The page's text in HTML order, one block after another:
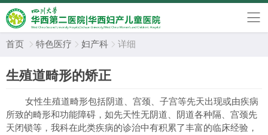
首页  特色医疗  妇产科  详细
生殖道畸形的矫正
女性生殖道畸形包括阴道、宫颈、子宫等先天出现或由疾病
所致的畸形和功能障碍，如先天性无阴道、阴道各种隔、宫颈先
天闭锁等，我科在此类疾病的诊治中有积累了丰富的临床经验，